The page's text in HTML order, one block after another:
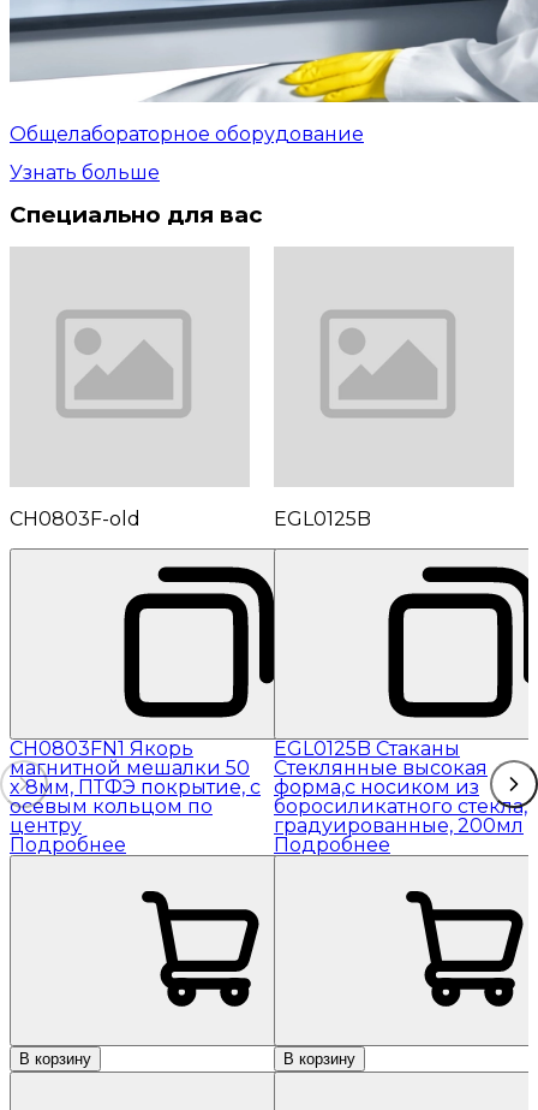
Общелабораторное оборудование
Узнать больше
Специально для вас
CH0803F-old
CH0803FN1 Якорь
магнитной мешалки 50
x 8мм, ПТФЭ покрытие, с
осевым кольцом по
центру
Подробнее
В корзину
EGL0125B
EGL0125B Стаканы
Стеклянные высокая
форма,с носиком из
боросиликатного стекла,
градуированные, 200мл
Подробнее
В корзину